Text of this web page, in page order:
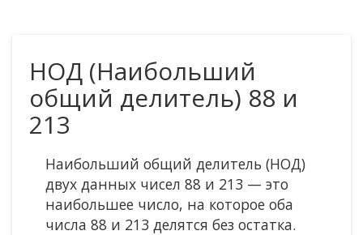
НОД (Наибольший
общий делитель) 88 и
213
Наибольший общий делитель (НОД)
двух данных чисел 88 и 213 — это
наибольшее число, на которое оба
числа 88 и 213 делятся без остатка.